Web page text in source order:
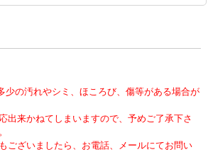
の汚れやシミ、ほころび、傷等がある場合が
出来かねてしまいますので、予めご了承下さ
ございましたら、お電話、メールにてお問い